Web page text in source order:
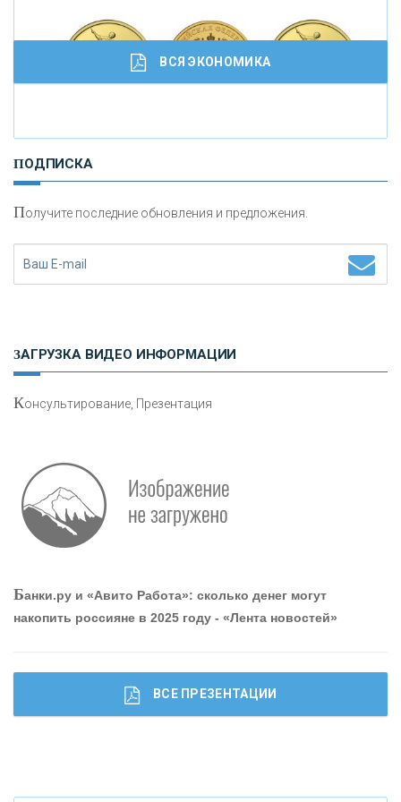
Работа мечты. Что банки делают для того, чтобы
привлечь и удержать персонал - «Интервью»
И
сохранения и увеличения капитала
ВСЯ ЭКОНОМИКА
ПОДПИСКА
Получите последние обновления и предложения.
ЗАГРУЗКА ВИДЕО ИНФОРМАЦИИ
Консультирование, Презентация
Банки.ру и «Авито Работа»: сколько денег могут
накопить россияне в 2025 году - «Лента новостей»
ВСЕ ПРЕЗЕНТАЦИИ